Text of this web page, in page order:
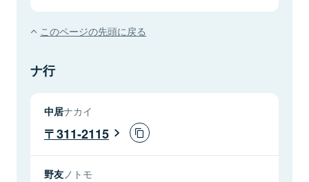
このページの先頭に戻る
ナ行
中居ナカイ
311-2115
野友 ノトモ